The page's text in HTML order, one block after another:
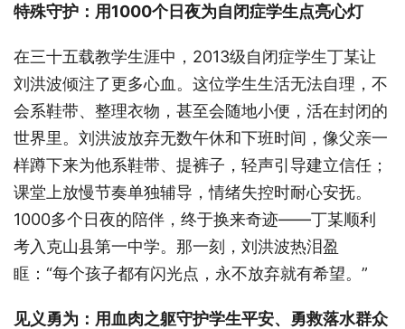
特殊守护：用1000个日夜为自闭症学生点亮心灯
在三十五载教学生涯中，2013级自闭症学生丁某让
刘洪波倾注了更多心血。这位学生生活无法自理，不
会系鞋带、整理衣物，甚至会随地小便，活在封闭的
世界里。刘洪波放弃无数午休和下班时间，像父亲一
样蹲下来为他系鞋带、提裤子，轻声引导建立信任；
课堂上放慢节奏单独辅导，情绪失控时耐心安抚。
1000多个日夜的陪伴，终于换来奇迹——丁某顺利
考入克山县第一中学。那一刻，刘洪波热泪盈
眶：“每个孩子都有闪光点，永不放弃就有希望。”
见义勇为：用血肉之躯守护学生平安、勇救落水群众